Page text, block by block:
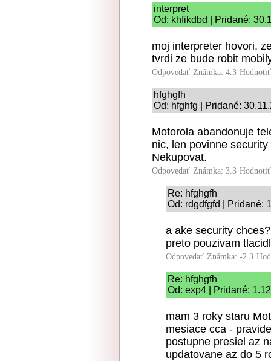
interpret
Od: khfikdbd | Pridané:
moj interpreter hovori,
tvrdi ze bude robit
Odpovedať Známka: 4.3
hfghgfh
Od: hfghfg | Pridané:
Motorola abandonuje
nic, len povinne
Nekupovat.
Odpovedať Známka: 3.3
Re: hfghgfh
Od: rdgdfgfd | Pridané:
a ake security
preto pouzivam
Odpovedať Známka: -2.3
Re: hfghgfh
Od: exp4 | Pridané:
mam 3 roky staru
mesiace cca -
postupne presiel az
updatovane az do 5